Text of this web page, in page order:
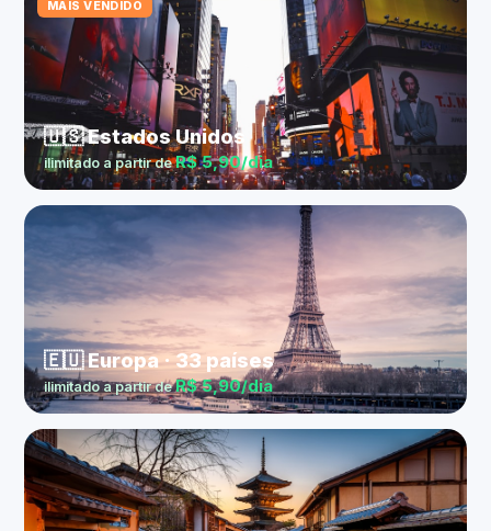
MAIS VENDIDO
🇺🇸 Estados Unidos
ilimitado a partir deR$ 5,90/dia
🇪🇺 Europa · 33 países
ilimitado a partir deR$ 5,90/dia